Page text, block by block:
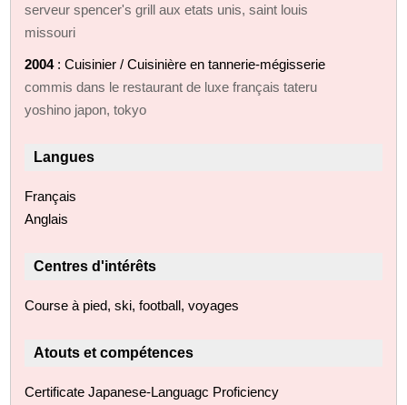
serveur spencer's grill aux etats unis, saint louis
missouri
2004: Cuisinier / Cuisinière en tannerie-mégisserie
commis dans le restaurant de luxe français tateru
yoshino japon, tokyo
Langues
Français
Anglais
Centres d'intérêts
Course à pied, ski, football, voyages
Atouts et compétences
Certificate Japanese-Languagc Proficiency